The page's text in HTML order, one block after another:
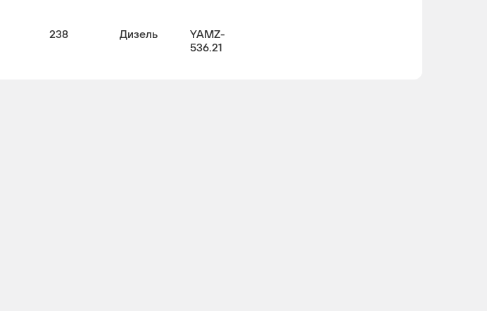
238 Дизель
YAMZ-
536.21